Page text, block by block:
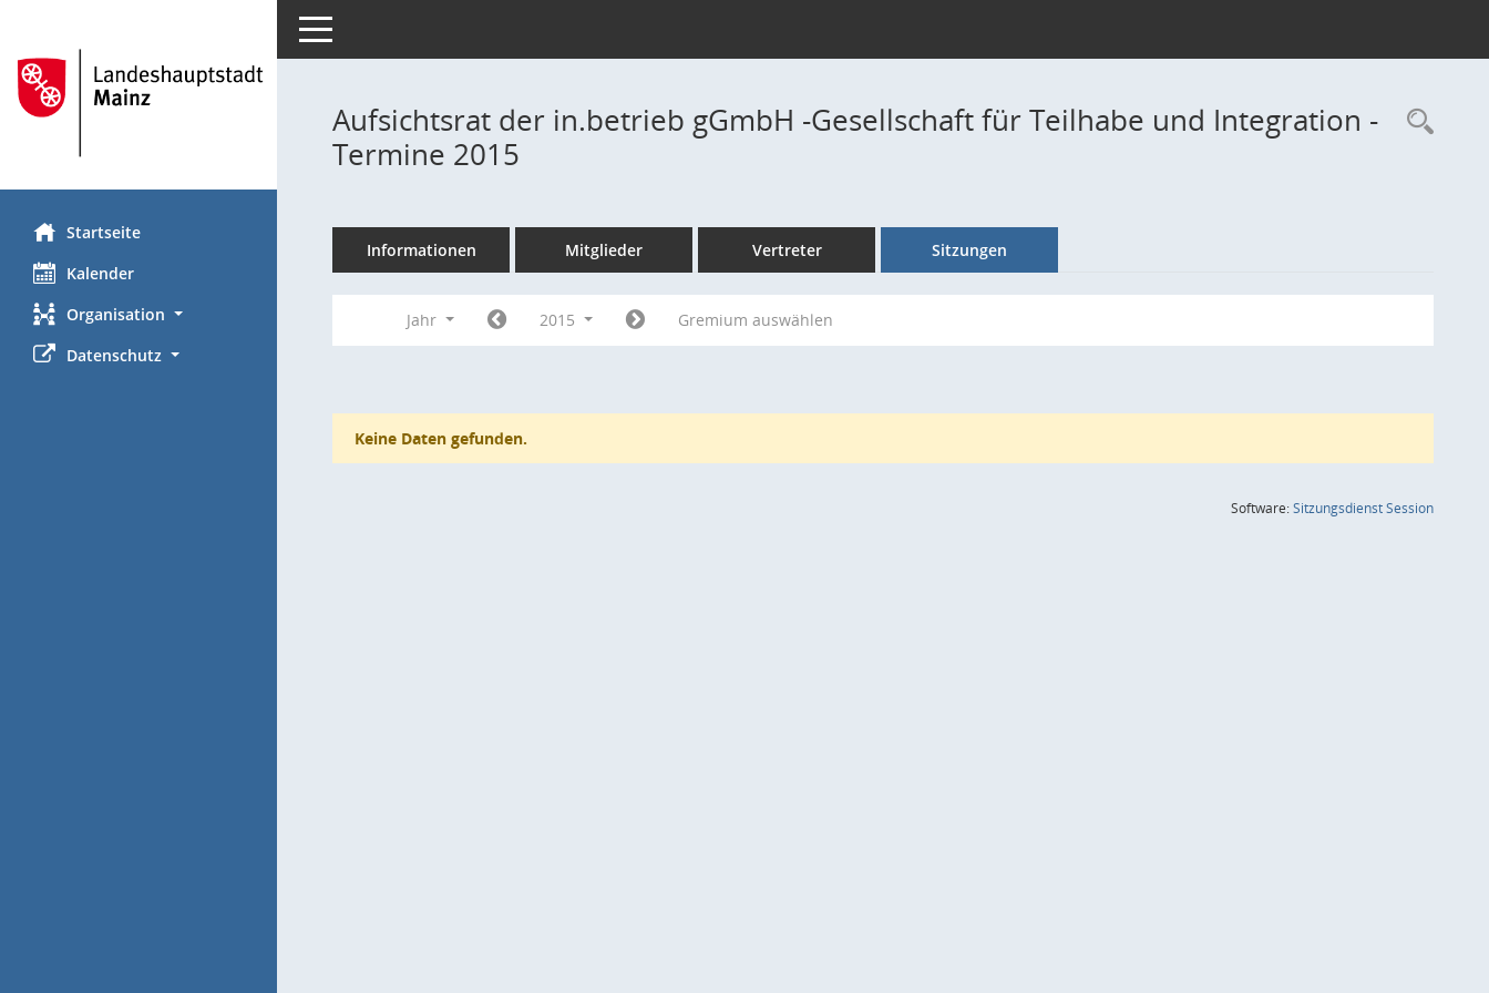
Startseite
Kalender
Organisation
Datenschutz
Toggle navigation
Aufsichtsrat der in.betrieb gGmbH -Gesellschaft für Teilhabe und Integration -
Termine 2015
Informationen Mitglieder Vertreter Sitzungen
Jahr 2015 Gremium auswählen
Keine Daten gefunden.
Software:SitzungsdienstSession(Wird in